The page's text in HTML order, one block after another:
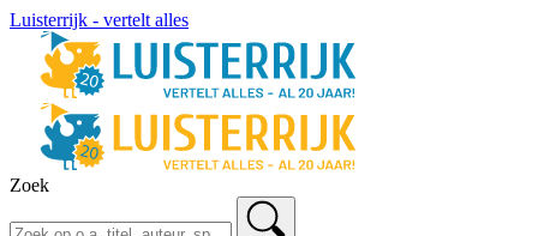
Luisterrijk - vertelt alles
Zoek